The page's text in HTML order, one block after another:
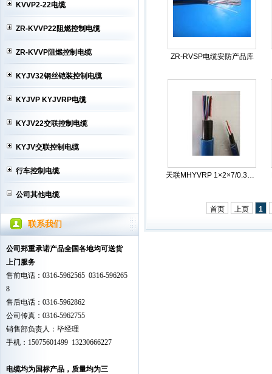
KVVP2-22电缆
ZR-KVVP22阻燃控制电缆
ZR-KVVP阻燃控制电缆
KYJV32钢丝铠装控制电缆
KYJVP KYJVRP电缆
KYJV22交联控制电缆
KYJV交联控制电缆
行车控制电缆
公司其他电缆
联系我们
公司郑重承诺产品全国各地均可送货
上门服务
售前电话：0316-5962565 0316-596265
8
售后电话：0316-5962862
公司传真：0316-5962755
销售部负责人：毕经理
手机：15075601499 13230666227
电缆均为国标产品，质量均为三
ZR-RVSP电缆安防产品库
天联MHYVRP 1×2×7/0.3电...
首页 上页 1